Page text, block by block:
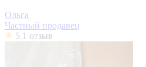
Ольга
Частный продавец
5 1 отзыв